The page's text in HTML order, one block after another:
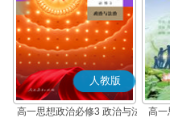
人教版
高一思想政治必修3 政治与法
高一